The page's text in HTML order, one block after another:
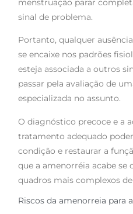
menstruação parar
sinal de problema.
Portanto, qualquer
se encaixe nos padrões
esteja associada a outros
passar pela avaliação de
especializada no assunto.
O diagnóstico precoce e a
tratamento adequado
condição e restaurar a
que a amenorréia acabe se
quadros mais complexos
Riscos da amenorreia para